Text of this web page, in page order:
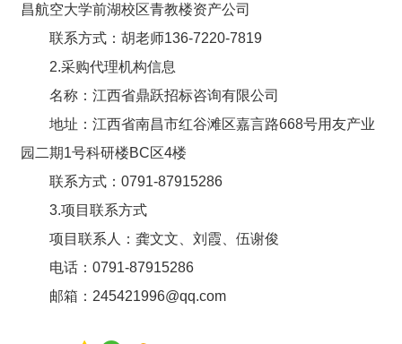
昌航空大学前湖校区青教楼资产公司
联系方式：胡老师136-7220-7819
2.采购代理机构信息
名称：江西省鼎跃招标咨询有限公司
地址：江西省南昌市红谷滩区嘉言路668号用友产业
园二期1号科研楼BC区4楼
联系方式：0791-87915286
3.项目联系方式
项目联系人：龚文文、刘霞、伍谢俊
电话：0791-87915286
邮箱：245421996@qq.com